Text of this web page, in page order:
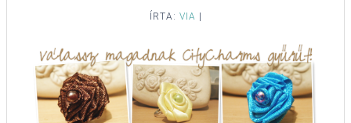
ÍRTA: VIA